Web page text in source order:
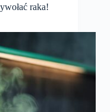
raka!